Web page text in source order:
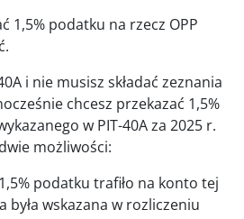
1,5% podatku na rzecz OPP
i nie musisz składać zeznania
chcesz przekazać 1,5%
w PIT-40A za 2025 r.
możliwości:
podatku trafiło na konto tej
była wskazana w rozliczeniu